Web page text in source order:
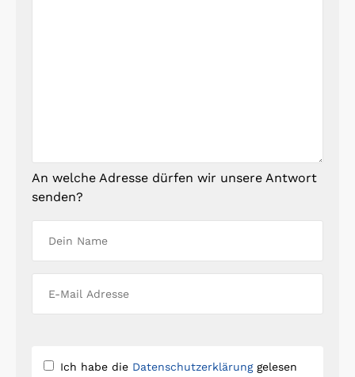
An welche Adresse dürfen wir unsere Antwort
senden?
Ich habe die Datenschutzerklärunggelesen